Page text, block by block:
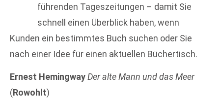
führenden Tageszeitungen – damit Sie
schnell einen Überblick haben, wenn
Kunden ein bestimmtes Buch suchen oder Sie
nach einer Idee für einen aktuellen Büchertisch.
Ernest HemingwayDer alte Mann und das Meer
(Rowohlt)